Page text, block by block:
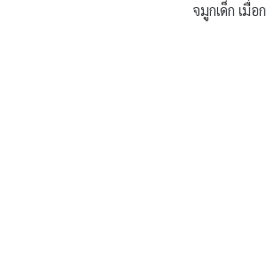
จมูกเด็ก เมื่